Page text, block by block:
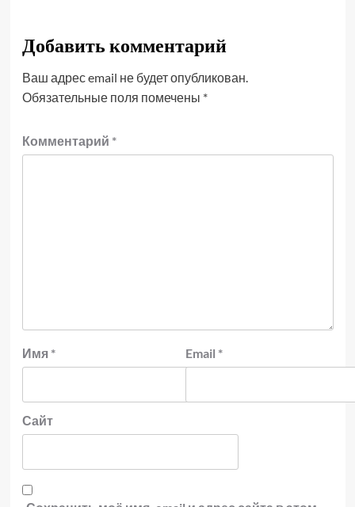
Добавить комментарий
Ваш адрес email не будет опубликован.
Обязательные поля помечены *
Комментарий *
Имя * Email *
Сайт